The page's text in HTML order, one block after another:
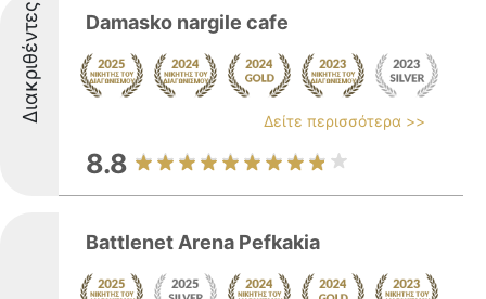
Διακριθέντες Damasko nargile cafe
Δείτε περισσότερα >>
8.8
Battlenet Arena Pefkakia